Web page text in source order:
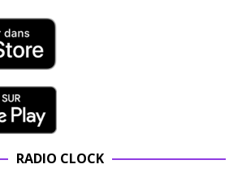
RADIO CLOCK